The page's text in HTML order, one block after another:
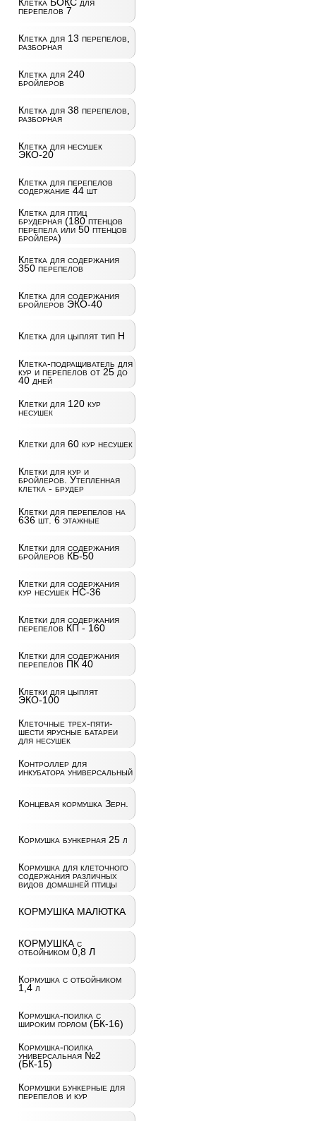
перепелов 7
Клетка для 13 перепелов,
разборная
Клетка для 240
бройлеров
Клетка для 38 перепелов,
разборная
Клетка для несушек
ЭКО-20
Клетка для перепелов
содержание 44 шт
Клетка для птиц
брудерная (180 птенцов
перепела или 50 птенцов
бройлера)
Клетка для содержания
350 перепелов
Клетка для содержания
бройлеров ЭКО-40
Клетка для цыплят тип Н
Клетка-подращиватель для
кур и перепелов от 25 до
40 дней
Клетки для 120 кур
несушек
Клетки для 60 кур несушек
Клетки для кур и
бройлеров. Утепленная
клетка - брудер
Клетки для перепелов на
636 шт. 6 этажные
Клетки для содержания
бройлеров КБ-50
Клетки для содержания
кур несушек НС-36
Клетки для содержания
перепелов КП - 160
Клетки для содержания
перепелов ПК 40
Клетки для цыплят
ЭКО-100
Клеточные трех-пяти-
шести ярусные батареи
для несушек
Контроллер для
инкубатора универсальный
Концевая кормушка Зерн.
Кормушка бункерная 25 л
Кормушка для клеточного
содержания различных
видов домашней птицы
КОРМУШКА МАЛЮТКА
КОРМУШКА с
отбойником 0,8 Л
Кормушка с отбойником
1,4 л
Кормушка-поилка с
широким горлом (БК-16)
Кормушка-поилка
универсальная №2
(БК-15)
Кормушки бункерные для
перепелов и кур